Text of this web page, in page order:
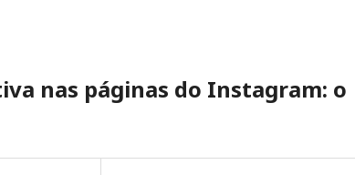
nas páginas do Instagram: o